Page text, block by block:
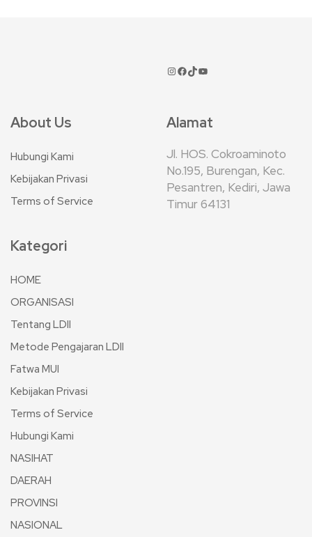
About Us
Hubungi Kami
Kebijakan Privasi
Terms of Service
Alamat
Jl. HOS. Cokroaminoto
No.195, Burengan, Kec.
Pesantren, Kediri, Jawa
Timur 64131
Kategori
HOME
ORGANISASI
Tentang LDII
Metode Pengajaran LDII
Fatwa MUI
Kebijakan Privasi
Terms of Service
Hubungi Kami
NASIHAT
DAERAH
PROVINSI
NASIONAL